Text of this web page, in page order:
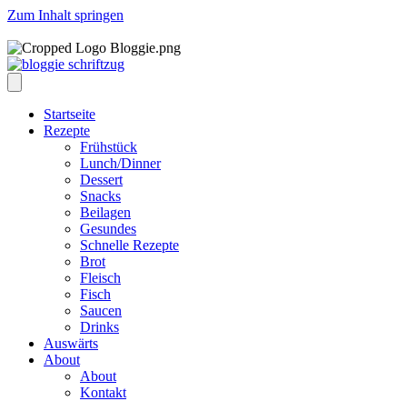
Zum Inhalt springen
Startseite
Rezepte
Frühstück
Lunch/Dinner
Dessert
Snacks
Beilagen
Gesundes
Schnelle Rezepte
Brot
Fleisch
Fisch
Saucen
Drinks
Auswärts
About
About
Kontakt